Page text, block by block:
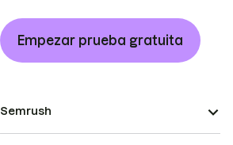
Empezar prueba gratuita
Semrush